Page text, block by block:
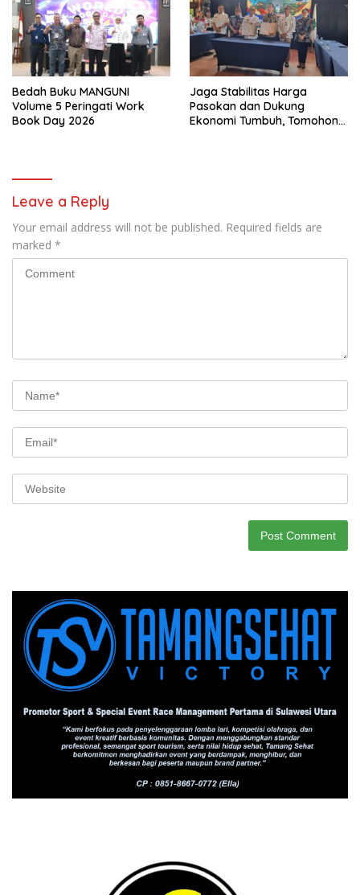
Bedah Buku MANGUNI
Volume 5 Peringati Work
Book Day 2026
Jaga Stabilitas Harga
Pasokan dan Dukung
Ekonomi Tumbuh, Tomohon–
Leave a Reply
Your email address will not be published. Required fields are
marked *